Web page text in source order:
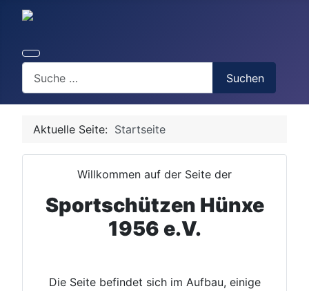
Suchen
Aktuelle Seite: Startseite
Willkommen auf der Seite der
Sportschützen Hünxe
1956 e.V.
Die Seite befindet sich im Aufbau, einige